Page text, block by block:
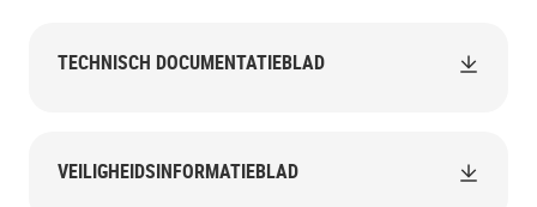
TECHNISCH DOCUMENTATIEBLAD
VEILIGHEIDSINFORMATIEBLAD